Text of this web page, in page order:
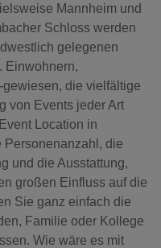
Mannheim und
Schloss werden
gelegenen
Einwohnern,
die vielfältige
von Events jeder Art
Location in
Personenanzahl, die
und die Ausstattung,
großen Einfluss auf die
Sie ganz einfach die
Familie oder Kollege
Wie wäre es mit